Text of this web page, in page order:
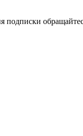
подписки